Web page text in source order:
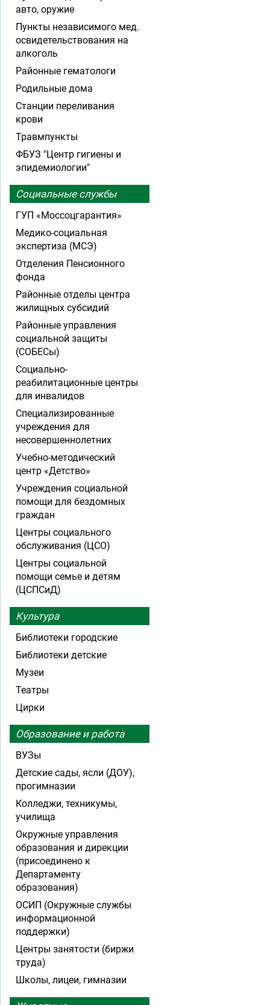
авто, оружие
Пункты независимого мед.
освидетельствования на
алкоголь
Районные гематологи
Родильные дома
Станции переливания
крови
Травмпункты
ФБУЗ "Центр гигиены и
эпидемиологии"
Социальные службы
ГУП «Моссоцгарантия»
Медико-социальная
экспертиза (МСЭ)
Отделения Пенсионного
фонда
Районные отделы центра
жилищных субсидий
Районные управления
социальной защиты
(СОБЕСы)
Социально-
реабилитационные центры
для инвалидов
Специализированные
учреждения для
несовершеннолетних
Учебно-методический
центр «Детство»
Учреждения социальной
помощи для бездомных
граждан
Центры социального
обслуживания (ЦСО)
Центры социальной
помощи семье и детям
(ЦСПСиД)
Культура
Библиотеки городские
Библиотеки детские
Музеи
Театры
Цирки
Образование и работа
ВУЗы
Детские сады, ясли (ДОУ),
прогимназии
Колледжи, техникумы,
училища
Окружные управления
образования и дирекции
(присоединено к
Департаменту
образования)
ОСИП (Окружные службы
информационной
поддержки)
Центры занятости (биржи
труда)
Школы, лицеи, гимназии